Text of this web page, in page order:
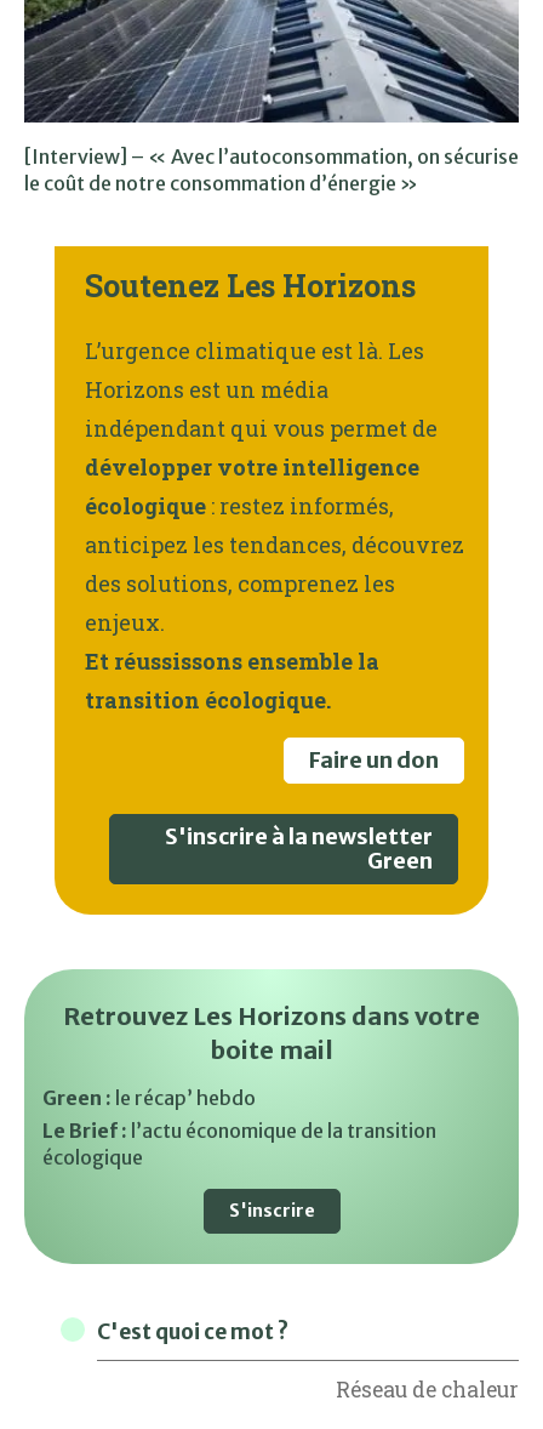
[Interview] – « Avec l’autoconsommation, on sécurise
le coût de notre consommation d’énergie »
Soutenez Les Horizons
L’urgence climatique est là. Les
Horizons est un média
indépendant qui vous permet de
développer votre intelligence
écologique : restez informés,
anticipez les tendances, découvrez
des solutions, comprenez les
enjeux.
Et réussissons ensemble la
transition écologique.
Faire un don
S'inscrire à la newsletter
Green
Retrouvez Les Horizons dans votre
boite mail
Green : le récap’ hebdo
Le Brief : l’actu économique de la transition
écologique
S'inscrire
C'est quoi ce mot ?
Réseau de chaleur